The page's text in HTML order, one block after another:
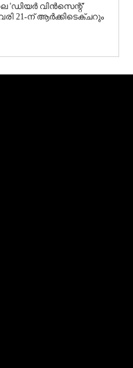
'ഡിയർ വിൻസെന്റ്'
21-ന് ആർക്കിടെക്ചറും